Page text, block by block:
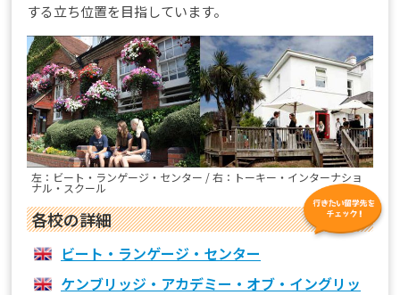
する立ち位置を目指しています。
左：ビート・ランゲージ・センター / 右：トーキー・インターナショ
ナル・スクール
各校の詳細
ビート・ランゲージ・センター
ケンブリッジ・アカデミー・オブ・イングリッ